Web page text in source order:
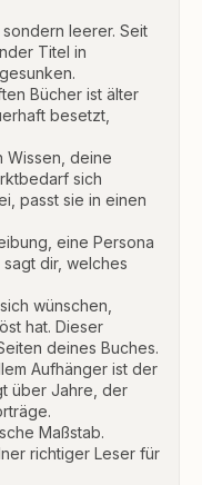
leerer. Seit
Titel in
Bücher ist älter
besetzt,
Wissen, deine
sich
passt sie in einen
eine Persona
dir, welches
wünschen,
hat. Dieser
deines Buches.
Aufhänger ist der
über Jahre, der
Maßstab.
richtiger Leser für